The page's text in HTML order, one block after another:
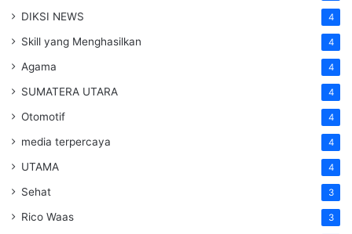
DIKSI NEWS 4
Skill yang Menghasilkan 4
Agama 4
SUMATERA UTARA 4
Otomotif 4
media terpercaya 4
UTAMA 4
Sehat 3
Rico Waas 3